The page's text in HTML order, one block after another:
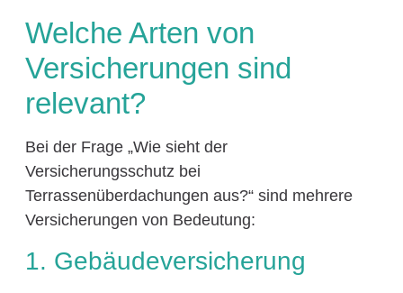
Welche Arten von
Versicherungen sind
relevant?
Bei der Frage „Wie sieht der
Versicherungsschutz bei
Terrassenüberdachungen aus?“ sind mehrere
Versicherungen von Bedeutung:
1. Gebäudeversicherung